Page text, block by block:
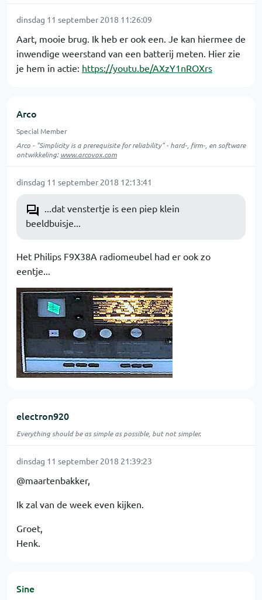
dinsdag 11 september 2018 11:26:09
Aart, mooie brug. Ik heb er ook een. Je kan hiermee de
inwendige weerstand van een batterij meten. Hier zie
je hem in actie: https://youtu.be/AXzY1nROXrs
Arco
Special Member
Arco - "Simplicity is a prerequisite for reliability" - hard-, firm-, en software
ontwikkeling:www.arcovox.com
dinsdag 11 september 2018 12:13:41
...dat venstertje is een piep klein
beeldbuisje...
Het Philips F9X38A radiomeubel had er ook zo
eentje...
electron920
Everything should be as simple as possible, but not simpler.
dinsdag 11 september 2018 21:39:23
@maartenbakker,
Ik zal van de week even kijken.
Groet,
Henk.
Sine